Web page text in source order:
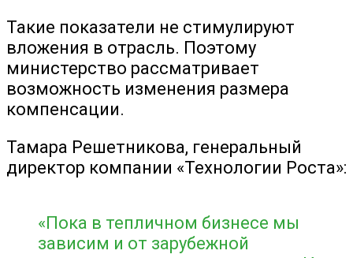
Такие показатели не стимулируют
вложения в отрасль. Поэтому
министерство рассматривает
возможность изменения размера
компенсации.
Тамара Решетникова, генеральный
директор компании «Технологии Роста»:
«Пока в тепличном бизнесе мы
зависим и от зарубежной